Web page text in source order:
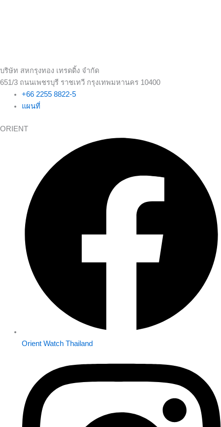
บริษัท สหกรุงทอง เทรดดิ้ง จำกัด
651/3 ถนนเพชรบุรี ราชเทวี กรุงเทพมหานคร 10400
+66 2255 8822-5
แผนที่
ORIENT
Orient Watch Thailand